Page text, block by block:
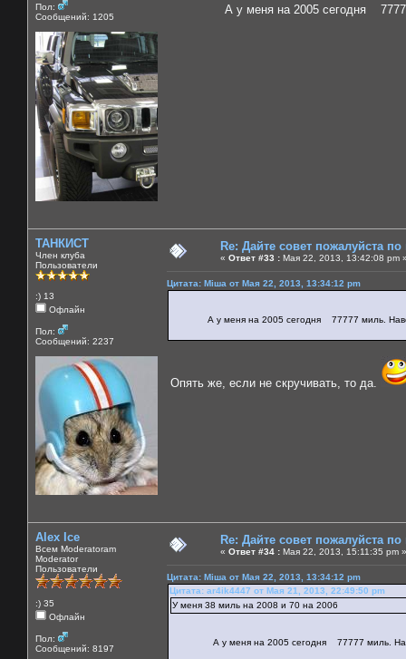
Пол:
Сообщений: 1205
А у меня на 2005 сегодня 77777
ТАНКИСТ
Член клуба
Пользователи
:) 13
Офлайн
Пол:
Сообщений: 2237
Re: Дайте совет пожалуйста
« Ответ #33 : Мая 22, 2013, 13:42:08 pm
Цитата: Міша от Мая 22, 2013, 13:34:12 pm
А у меня на 2005 сегодня 77777 миль.
Опять же, если не скручивать, то да.
Alex Ice
Всем Moderatoram
Moderator
Пользователи
:) 35
Офлайн
Пол:
Сообщений: 8197
Re: Дайте совет пожалуйста
« Ответ #34 : Мая 22, 2013, 15:11:35 pm »
Цитата: Міша от Мая 22, 2013, 13:34:12 pm
Цитата: ar4ik4447 от Мая 21, 2013, 22:49:50 pm
У меня 38 миль на 2008 и 70 на 2006
А у меня на 2005 сегодня 77777 миль.